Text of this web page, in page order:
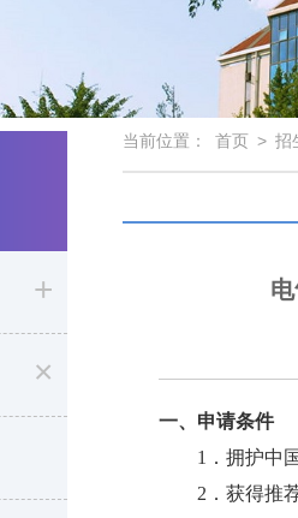
+
×
当前位置： 首页 > 招
一、申请条件
1 ．拥护中
2 ．获得推